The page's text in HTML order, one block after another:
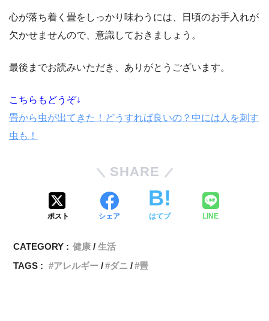
心が落ち着く畳をしっかり味わうには、日頃のお手入れが
欠かせませんので、意識しておきましょう。
最後までお読みいただき、ありがとうございます。
こちらもどうぞ↓
畳から虫が出てきた！どうすれば良いの？中には人を刺す
虫も！
SHARE
ポスト シェア はてブ LINE
CATEGORY : 健康
生活
TAGS :
アレルギー ダニ 畳